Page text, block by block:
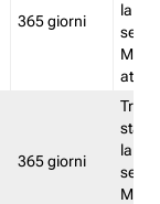
365 giorni
la
365 giorni
stata
la